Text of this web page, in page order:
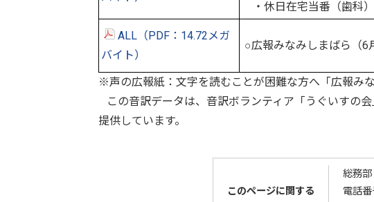
・休日在宅当番（歯科
ALL（PDF：14.72メガ
バイト）
○広報みなみしまばら（6
※声の広報紙：文字を読むことが困難な方へ「広報み
この音訳データは、音訳ボランティア「うぐいすの
提供しています。
このページに関する
総務
電話番